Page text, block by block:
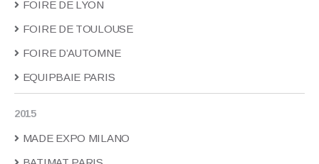
FOIRE DE LYON
FOIRE DE TOULOUSE
FOIRE D’AUTOMNE
EQUIPBAIE PARIS
2015
MADE EXPO MILANO